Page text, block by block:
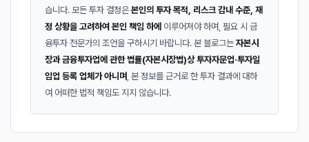
습니다. 모든 투자 결정은본인의 투자 목적, 리스크 감내 수준, 재
정 상황을 고려하여 본인 책임 하에 이루어져야 하며, 필요 시 금
융투자 전문가의 조언을 구하시기 바랍니다. 본 블로그는 자본시
장과 금융투자업에 관한 법률(자본시장법)상 투자자문업·투자일
임업 등록 업체가 아니며 , 본 정보를 근거로 한 투자 결과에 대하
여 어떠한 법적 책임도 지지 않습니다.